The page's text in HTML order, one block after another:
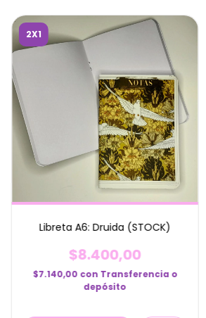
2X1
Libreta A6: Druida (STOCK)
$8.400,00
$7.140,00 con Transferencia o
depósito